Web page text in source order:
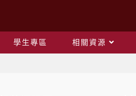
學生專區 相關資源